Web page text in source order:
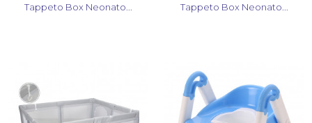
Tappeto Box Neonato...
Tappeto Box Neonato...